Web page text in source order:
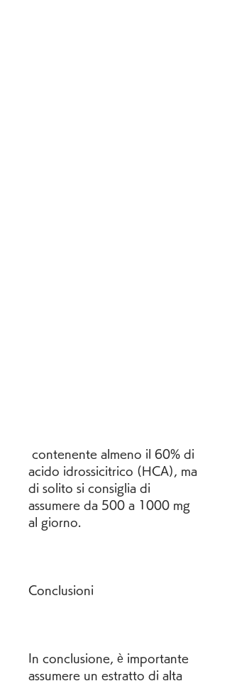
acido idrossicitrico (HCA), ma
di solito si consiglia di
assumere da 500 a 1000 mg
al giorno.
Conclusioni
In conclusione, è importante
assumere un estratto di alta